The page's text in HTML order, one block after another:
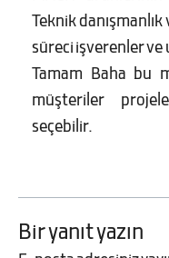
Teknik
süreci işverenler ve
Tamam Baha bu
müşteriler
seçebilir.
Bir yanıt yazın